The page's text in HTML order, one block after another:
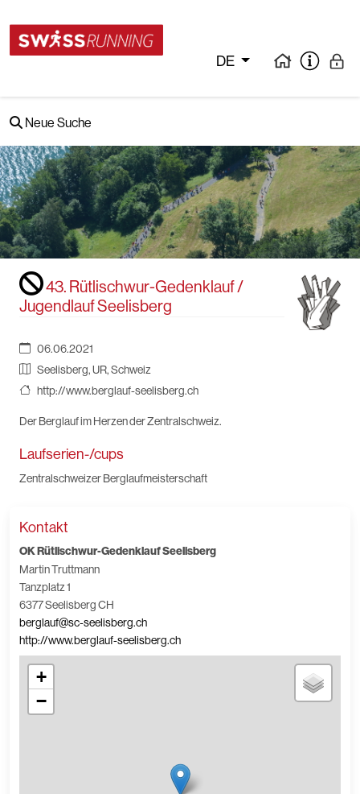
DE
Neue Suche
43. Rütlischwur-Gedenklauf /
Jugendlauf Seelisberg
06.06.2021
Seelisberg, UR, Schweiz
http://www.berglauf-seelisberg.ch
Der Berglauf im Herzen der Zentralschweiz.
Laufserien-/cups
Zentralschweizer Berglaufmeisterschaft
Kontakt
OK Rütlischwur-Gedenklauf Seelisberg
Martin Truttmann
Tanzplatz 1
6377 Seelisberg CH
berglauf@sc-seelisberg.ch
http://www.berglauf-seelisberg.ch
+
−